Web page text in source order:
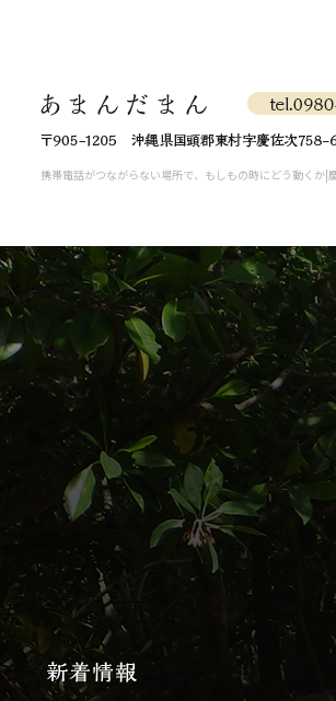
携帯電話がつながらない場所で、もしもの時にどう動くか